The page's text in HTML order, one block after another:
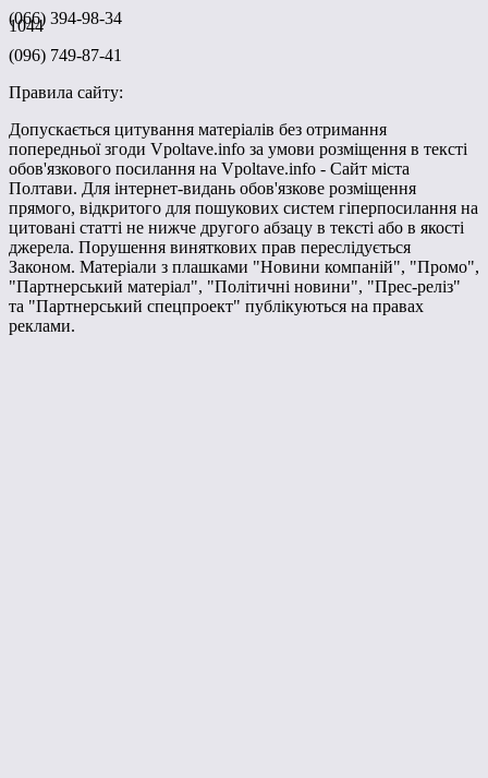
1044
(066) 394-98-34
(096) 749-87-41
Правила сайту:
Допускається цитування матеріалів без отримання
попередньої згоди Vpoltave.info за умови розміщення в тексті
обов'язкового посилання на Vpoltave.info - Сайт міста
Полтави. Для інтернет-видань обов'язкове розміщення
прямого, відкритого для пошукових систем гіперпосилання на
цитовані статті не нижче другого абзацу в тексті або в якості
джерела. Порушення виняткових прав переслідується
Законом. Матеріали з плашками "Новини компаній", "Промо",
"Партнерський матеріал", "Політичні новини", "Прес-реліз"
та "Партнерський спецпроект" публікуються на правах
реклами.